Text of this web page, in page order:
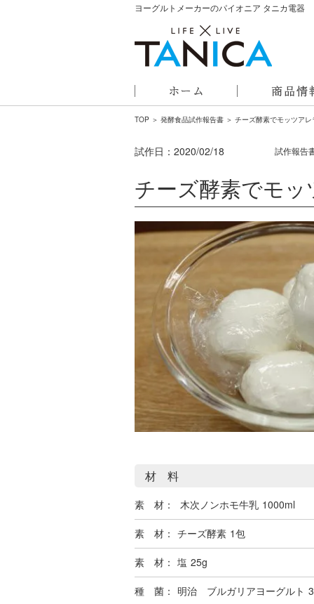
ヨーグルトメーカーのパイオニア タニカ電器
TOP ＞ 発酵食品試作報告書 ＞ チーズ酵素でモッツア
試作報告
試作日： 2020/02/18
チーズ酵素でモ
材 料
素 材： 木次ノンホモ牛乳 1000ml
素 材： チーズ酵素 1包
素 材： 塩 25g
種 菌： 明治 ブルガリアヨーグルト